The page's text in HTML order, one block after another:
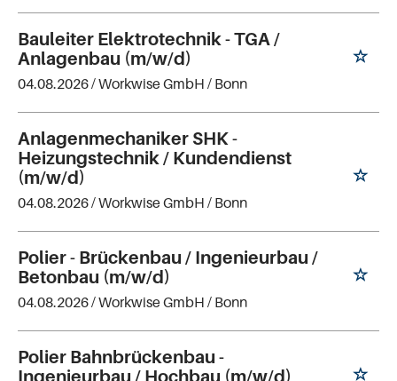
Bauleiter Elektrotechnik - TGA /
Anlagenbau (m/w/d)
04.08.2026 /Workwise GmbH / Bonn
Anlagenmechaniker SHK -
Heizungstechnik / Kundendienst
(m/w/d)
04.08.2026 /Workwise GmbH / Bonn
Polier - Brückenbau / Ingenieurbau /
Betonbau (m/w/d)
04.08.2026 /Workwise GmbH / Bonn
Polier Bahnbrückenbau -
Ingenieurbau / Hochbau (m/w/d)